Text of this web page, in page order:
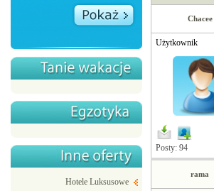
Hotele Luksusowe
Chacee
Użytkownik
Posty: 94
rama